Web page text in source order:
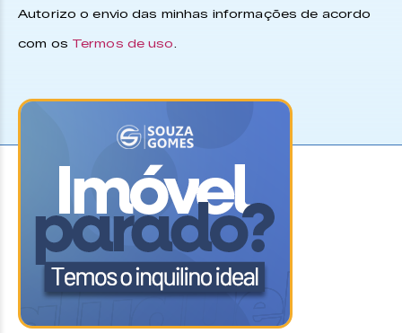
Autorizo o envio das minhas informações de acordo
com os Termos de uso.